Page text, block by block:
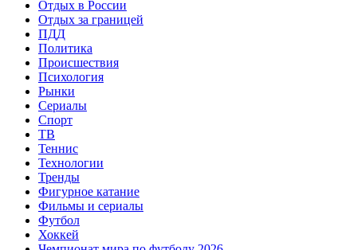
Отдых в России
Отдых за границей
ПДД
Политика
Происшествия
Психология
Рынки
Сериалы
Спорт
ТВ
Теннис
Технологии
Тренды
Фигурное катание
Фильмы и сериалы
Футбол
Хоккей